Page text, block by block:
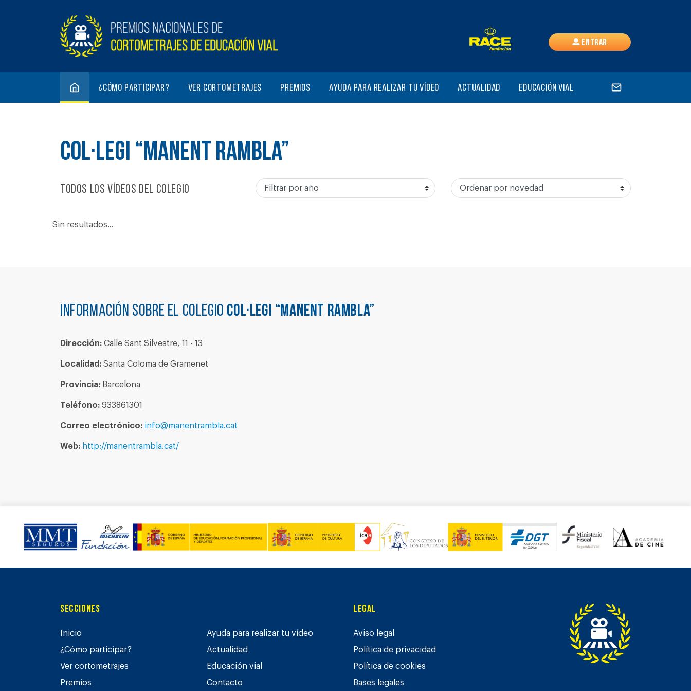
Entrar
¿Cómo participar? Ver cortometrajes Premios Ayuda para realizar tu vídeo Actualidad Educación vial
COL·LEGI “MANENT RAMBLA”
Todos los vídeos del colegio
Sin resultados...
Información sobre el colegio COL·LEGI “MANENT RAMBLA”
Dirección: Calle Sant Silvestre, 11 - 13
Localidad: Santa Coloma de Gramenet
Provincia: Barcelona
Teléfono: 933861301
Correo electrónico: info@manentrambla.cat
Web: http://manentrambla.cat/
Secciones
Inicio
¿Cómo participar?
Ver cortometrajes
Premios
Ayuda para realizar tu vídeo
Actualidad
Educación vial
Contacto
Legal
Aviso legal
Política de privacidad
Política de cookies
Bases legales